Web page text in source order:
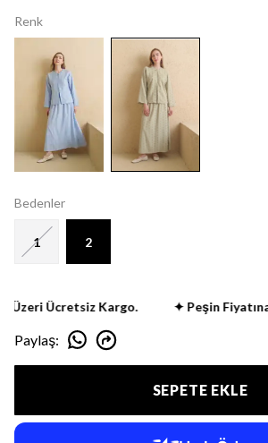
Renk
Bedenler
1 2
Ücretsiz Kargo. ✦ Peşin Fiyatına
Paylaş:
SEPETE EKLE